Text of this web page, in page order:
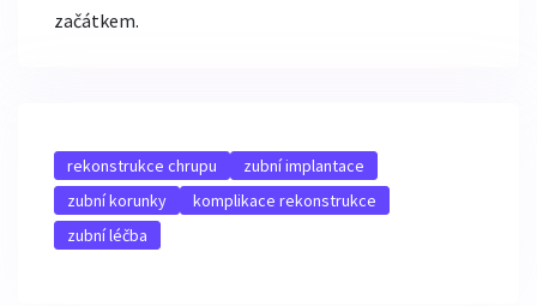
začátkem.
rekonstrukce chrupu
zubní implantace
zubní korunky
komplikace rekonstrukce
zubní léčba